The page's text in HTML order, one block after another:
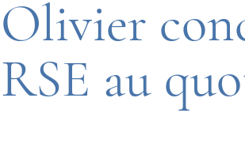
Olivier
RSE au